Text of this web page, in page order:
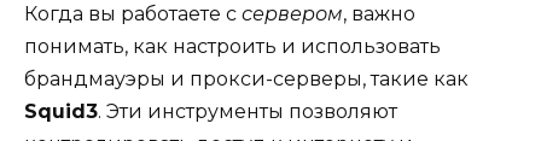
Когда вы работаете с сервером, важно
понимать, как настроить и использовать
брандмауэры и прокси-серверы, такие как
Squid3. Эти инструменты позволяют